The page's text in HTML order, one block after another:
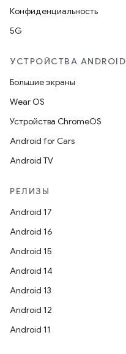
Конфиденциальность
5G
УСТРОЙСТВА ANDROID
Большие экраны
Wear OS
Устройства ChromeOS
Android for Cars
Android TV
РЕЛИЗЫ
Android 17
Android 16
Android 15
Android 14
Android 13
Android 12
Android 11